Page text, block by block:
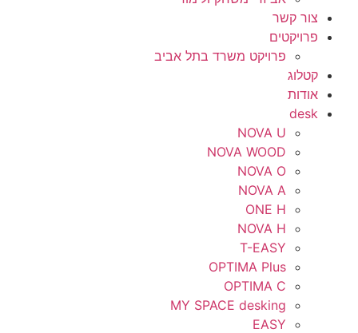
צור קשר
פרויקטים
פרויקט משרד בתל אביב
קטלוג
אודות
desk
NOVA U
NOVA WOOD
NOVA O
NOVA A
ONE H
NOVA H
T-EASY
OPTIMA Plus
OPTIMA C
MY SPACE desking
EASY